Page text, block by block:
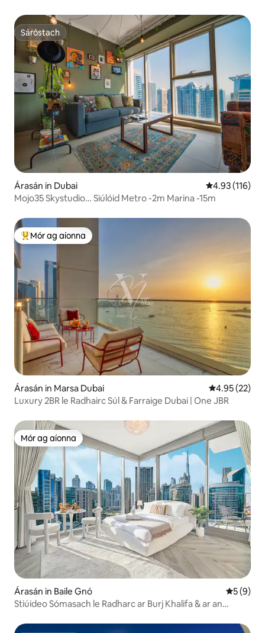
Sáróstach
Sáróstach
Árasán in Dubai Meánrátáil
4.93 (116)
Mojo35 Skystudio… Siúlóid Metro -2m Marina -15m
An-mhór ag aíonna
Mór ag aíonna
Árasán in Marsa Dubai Meánrátáil
4.95 (22)
Luxury 2BR le Radhairc Súl & Farraige Dubai | One JBR
Mór ag aíonna
Mór ag aíonna
Árasán in Baile Gnó
5 (9)
Stiúideo Sómasach le Radharc ar Burj Khalifa & ar an